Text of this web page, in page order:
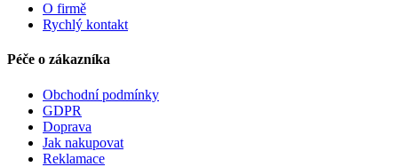
O firmě
Rychlý kontakt
Péče o zákazníka
Obchodní podmínky
GDPR
Doprava
Jak nakupovat
Reklamace